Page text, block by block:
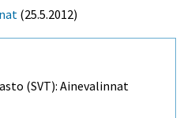
(25.5.2012)
(SVT): Ainevalinnat